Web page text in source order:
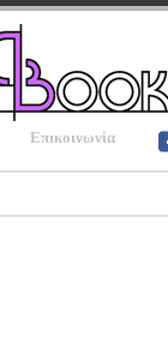
Επικοινωνία